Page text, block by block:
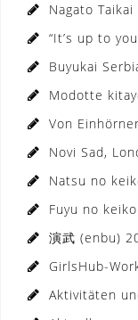
Nagato
“It’s up to
Buyukai
Modotte
Von
Novi Sad,
Natsu no
Fuyu no keiko
演武 (enbu)
GirlsHub-
Aktivitäten